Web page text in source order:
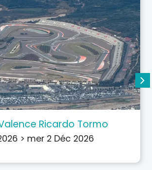
Ricardo Tormo
> mer 2 Déc 2026